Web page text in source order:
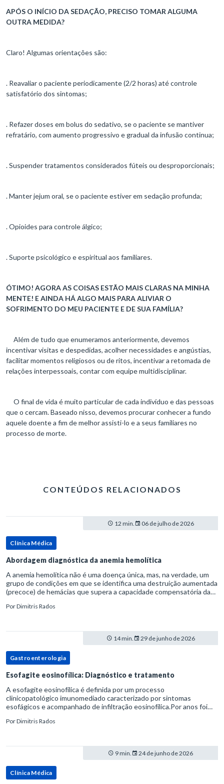
APÓS O INÍCIO DA SEDAÇÃO, PRECISO TOMAR ALGUMA
OUTRA MEDIDA?
Claro! Algumas orientações são:
. Reavaliar o paciente periodicamente (2/2 horas) até controle
satisfatório dos sintomas;
. Refazer doses em bolus do sedativo, se o paciente se mantiver
refratário, com aumento progressivo e gradual da infusão continua;
. Suspender tratamentos considerados fúteis ou desproporcionais;
. Manter jejum oral, se o paciente estiver em sedação profunda;
. Opioides para controle álgico;
. Suporte psicológico e espiritual aos familiares.
ÓTIMO! AGORA AS COISAS ESTÃO MAIS CLARAS NA MINHA
MENTE! E AINDA HÁ ALGO MAIS PARA ALIVIAR O
SOFRIMENTO DO MEU PACIENTE E DE SUA FAMÍLIA?
Além de tudo que enumeramos anteriormente, devemos
incentivar visitas e despedidas, acolher necessidades e angústias,
facilitar momentos religiosos ou de ritos, incentivar a retomada de
relações interpessoais, contar com equipe multidisciplinar.
O final de vida é muito particular de cada indivíduo e das pessoas
que o cercam. Baseado nisso, devemos procurar conhecer a fundo
aquele doente a fim de melhor assisti-lo e a seus familiares no
processo de morte.
CONTEÚDOS RELACIONADOS
12 min. 06 de julho de 2026
Clínica Médica
Abordagem diagnóstica da anemia hemolítica
A anemia hemolítica não é uma doença única, mas, na verdade, um
grupo de condições em que se identifica uma destruição aumentada
(precoce) de hemácias que supera a capacidade compensatória da
PorDimitris Rados
14 min. 29 de junho de 2026
Gastroenterologia
Esofagite eosinofílica: Diagnóstico e tratamento
A esofagite eosinofílica é definida por um processo
clinicopatológico imunomediado caracterizado por sintomas
esofágicos e acompanhado de infiltração eosinofílica.Por anos foi
refluxo gastr
PorDimitris Rados
9 min. 24 de junho de 2026
Clínica Médica